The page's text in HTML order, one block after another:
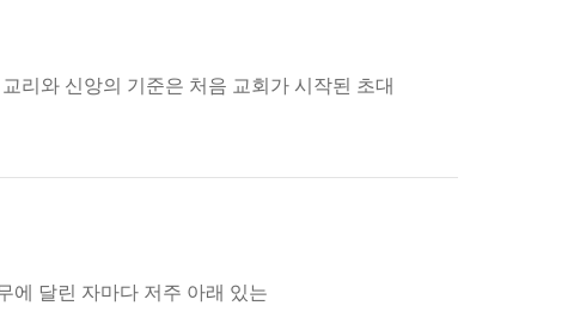
리와 신앙의 기준은 처음 교회가 시작된 초대
에 달린 자마다 저주 아래 있는